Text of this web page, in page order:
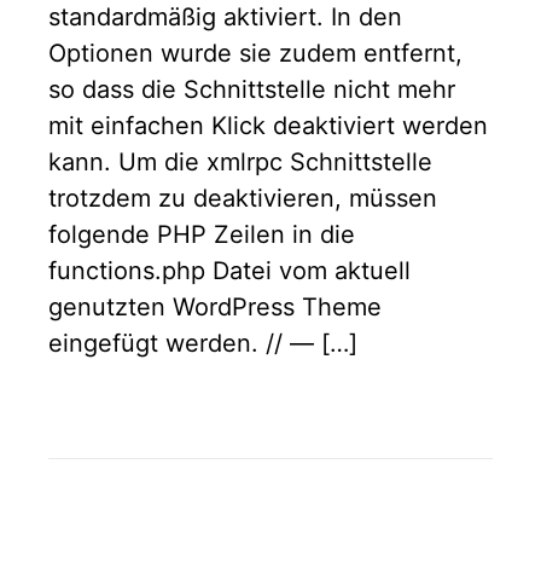
standardmäßig aktiviert. In den
Optionen wurde sie zudem entfernt,
so dass die Schnittstelle nicht mehr
mit einfachen Klick deaktiviert werden
kann. Um die xmlrpc Schnittstelle
trotzdem zu deaktivieren, müssen
folgende PHP Zeilen in die
functions.php Datei vom aktuell
genutzten WordPress Theme
eingefügt werden. // — […]